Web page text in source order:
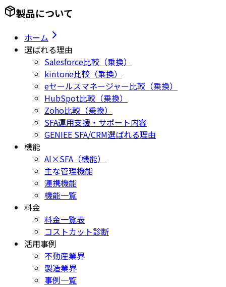
製品について
ホーム
選ばれる理由
Salesforce比較（乗換）
kintone比較（乗換）
eセールスマネージャー比較（乗換）
HubSpot比較（乗換）
Zoho比較（乗換）
SFA運用支援・サポート内容
GENIEE SFA/CRM選ばれる理由
機能
AI×SFA（機能）
主な管理機能
連携機能
機能一覧
料金
料金一覧表
コストカット診断
活用事例
不動産業界
製造業界
事例一覧